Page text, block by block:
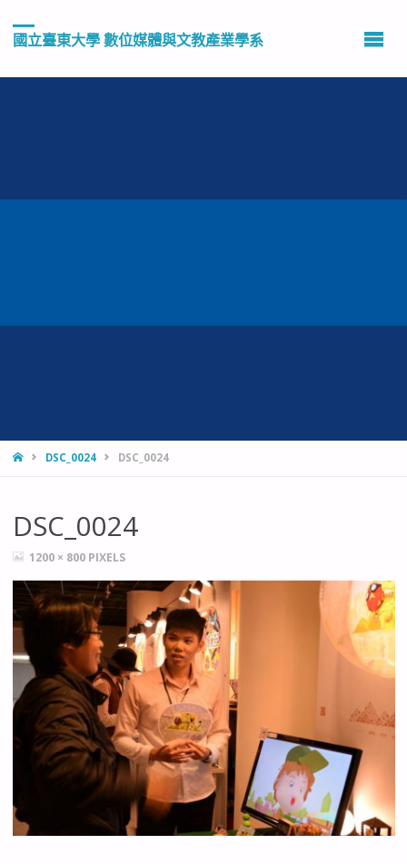
國立臺東大學 數位媒體與文教產業學系
HOMEDSC_0024 DSC_0024
DSC_0024
FULL1200 × 800 PIXELS